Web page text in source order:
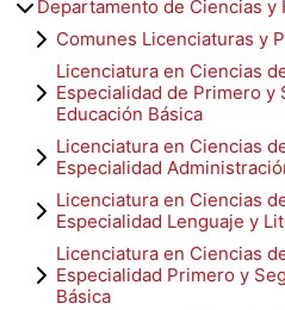
Departamento de Ciencias y
Comunes Licenciaturas y
Licenciatura en Ciencias
Especialidad de Primero y
Educación Básica
Licenciatura en Ciencias
Especialidad
Licenciatura en Ciencias
Especialidad Lenguaje y
Licenciatura en Ciencias
Especialidad Primero y
Básica